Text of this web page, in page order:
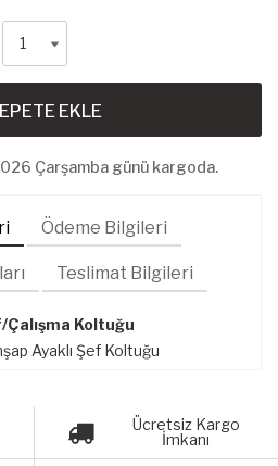
EKLE
Çarşamba günü kargoda.
Ödeme Bilgileri
Teslimat Bilgileri
Çalışma Koltuğu
Ayaklı Şef Koltuğu
Ücretsiz Kargo
İmkanı